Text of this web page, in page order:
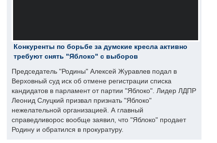
Конкуренты по борьбе за думские кресла активно
требуют снять "Яблоко" с выборов
Председатель "Родины" Алексей Журавлев подал в
Верховный суд иск об отмене регистрации списка
кандидатов в парламент от партии "Яблоко". Лидер ЛДПР
Леонид Слуцкий призвал признать "Яблоко"
нежелательной организацией. А главный
справедливорос вообще заявил, что "Яблоко" продает
Родину и обратился в прокуратуру.